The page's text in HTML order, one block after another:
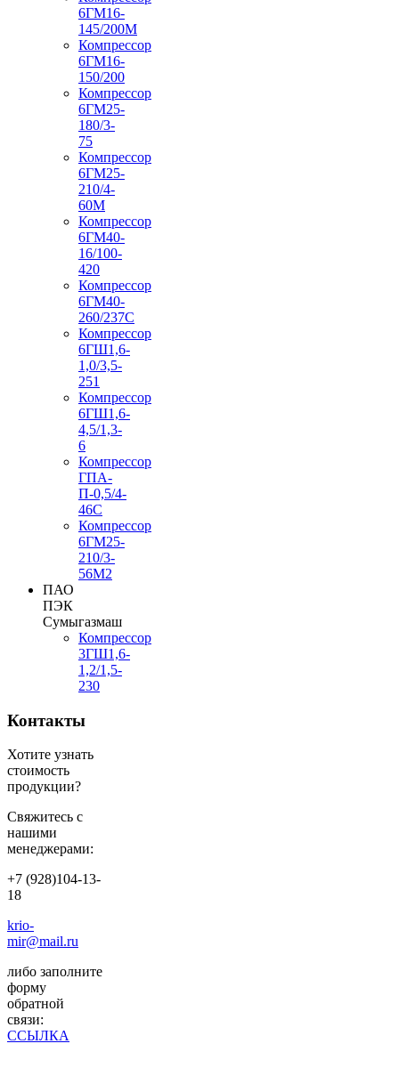
6ГМ16-
145/200М
Компрессор
6ГМ16-
150/200
Компрессор
6ГМ25-
180/3-
75
Компрессор
6ГМ25-
210/4-
60М
Компрессор
6ГМ40-
16/100-
420
Компрессор
6ГМ40-
260/237C
Компрессор
6ГШ1,6-
1,0/3,5-
251
Компрессор
6ГШ1,6-
4,5/1,3-
6
Компрессор
ГПА-
П-0,5/4-
46С
Компрессор
6ГМ25-
210/3-
56М2
ПАО
ПЭК
Сумыгазмаш
Компрессор
3ГШ1,6-
1,2/1,5-
230
Контакты
Хотите узнать
стоимость
продукции?
Свяжитесь с
нашими
менеджерами:
+7 (928)104-13-
18
krio-
mir@mail.ru
либо заполните
форму
обратной
связи:
ССЫЛКА